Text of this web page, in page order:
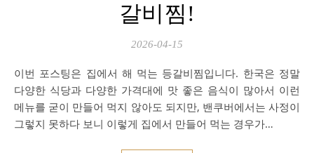
갈비찜!
2026-04-15
이번 포스팅은 집에서 해 먹는 등갈비찜입니다. 한국은 정말
다양한 식당과 다양한 가격대에 맛 좋은 음식이 많아서 이런
메뉴를 굳이 만들어 먹지 않아도 되지만, 밴쿠버에서는 사정이
그렇지 못하다 보니 이렇게 집에서 만들어 먹는 경우가…